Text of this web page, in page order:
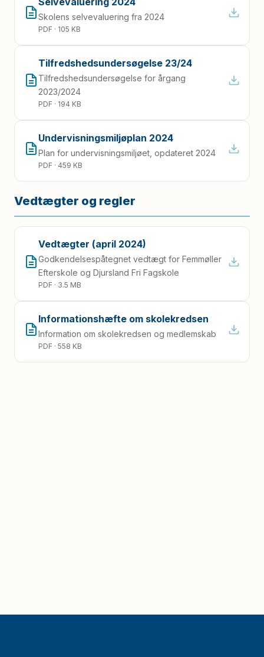
Skolens selvevaluering fra 2024
PDF · 105 KB
Tilfredshedsundersøgelse 23/24
Tilfredshedsundersøgelse for årgang
2023/2024
PDF · 194 KB
Undervisningsmiljøplan 2024
Plan for undervisningsmiljøet, opdateret 2024
PDF · 459 KB
Vedtægter og regler
Vedtægter (april 2024)
Godkendelsespåtegnet vedtægt for Femmøller
Efterskole og Djursland Fri Fagskole
PDF · 3.5 MB
Informationshæfte om skolekredsen
Information om skolekredsen og medlemskab
PDF · 558 KB